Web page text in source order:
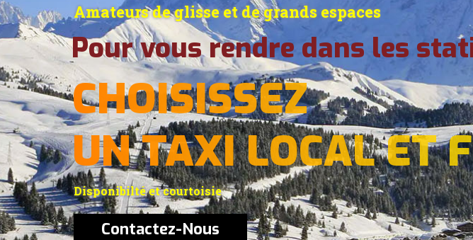
Amateurs de glisse et de grands espaces
Pour vous rendre dans les
CHOISISSEZ
UN TAXI LOCAL ET
Disponibilté et courtoisie
Contactez-Nous